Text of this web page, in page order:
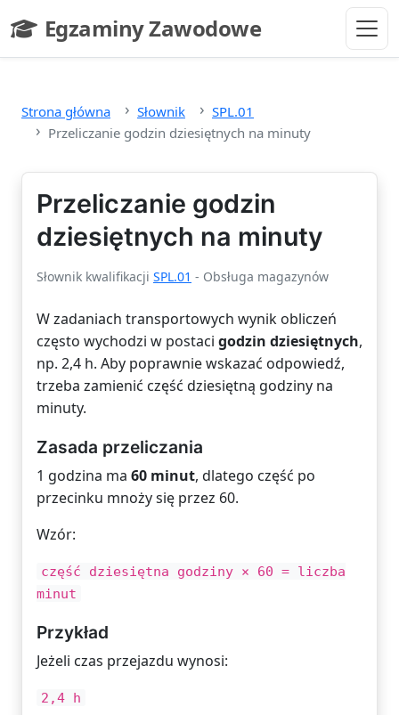
Egzaminy Zawodowe
- strona główna
Strona główna Słownik
SPL.01
Przeliczanie godzin dziesiętnych na minuty
Przeliczanie godzin
dziesiętnych na minuty
Słownik kwalifikacji SPL.01 - Obsługa magazynów
W zadaniach transportowych wynik obliczeń
często wychodzi w postaci godzin dziesiętnych,
np. 2,4 h. Aby poprawnie wskazać odpowiedź,
trzeba zamienić część dziesiętną godziny na
minuty.
Zasada przeliczania
1 godzina ma 60 minut, dlatego część po
przecinku mnoży się przez 60.
Wzór:
część dziesiętna godziny × 60 = liczba
minut
Przykład
Jeżeli czas przejazdu wynosi:
2,4 h